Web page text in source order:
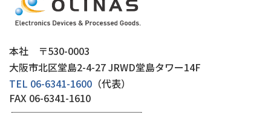
本社 〒530-0003
大阪市北区堂島2-4-27 JRWD堂島タワー14F
TEL 06-6341-1600 （代表）
FAX 06-6341-1610